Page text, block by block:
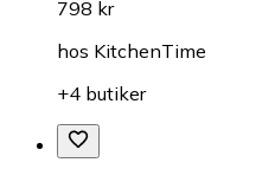
798 kr
hos KitchenTime
+4 butiker